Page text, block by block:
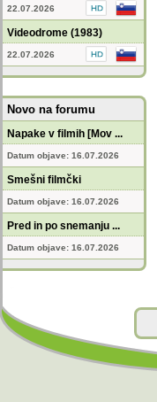
22.07.2026
Videodrome (1983)
22.07.2026
Novo na forumu
Napake v filmih [Mov ...
Datum objave: 16.07.2026
Smešni filmčki
Datum objave: 16.07.2026
Pred in po snemanju ...
Datum objave: 16.07.2026